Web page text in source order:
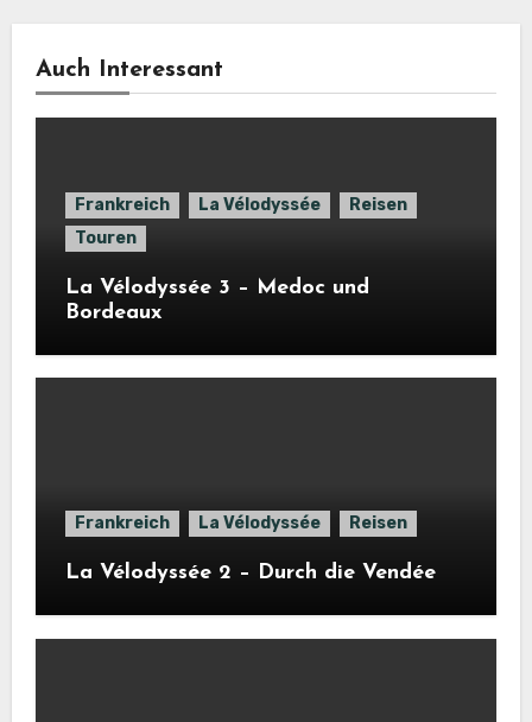
Auch Interessant
Frankreich La Vélodyssée
Reisen
Touren
La Vélodyssée 3 – Medoc und
Bordeaux
Frankreich La Vélodyssée Reisen
La Vélodyssée 2 – Durch die Vendée